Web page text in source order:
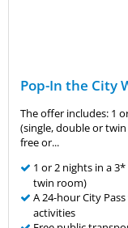
Pop-In the City
The offer includes: 1
(single, double or
free or...
1 or 2 nights in a
twin room)
A 24-hour City
activities